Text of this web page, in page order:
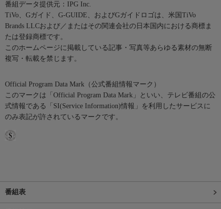
番組データ提供元：IPG Inc.
TiVo、Gガイド、G-GUIDE、およびGガイドロゴは、米国TiVo
Brands LLCおよび／またはその関連会社の日本国内における商標ま
たは登録商標です。
このホームページに掲載している記事・写真等あらゆる素材の無断
複写・転載を禁じます。
Official Program Data Mark（公式番組情報マーク）
このマークは「Official Program Data Mark」といい、テレビ番組の公
式情報である「SI(Service Information)情報」を利用したサービスに
のみ表記が許されているマークです。
番組表